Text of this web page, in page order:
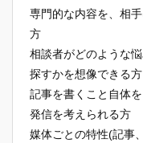
専門的な内容を、相
方
相談者がどのような
探すかを想像できる方
記事を書くこと自体
発信を考えられる方
媒体ごとの特性(記事